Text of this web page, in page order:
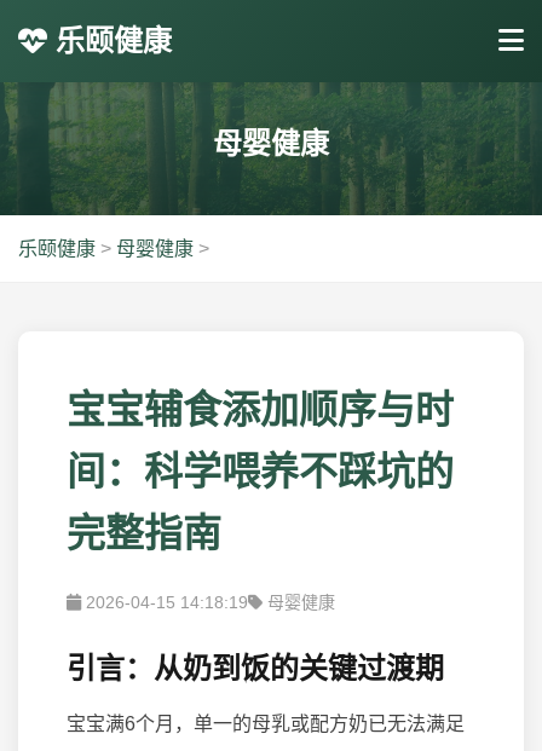
乐颐健康
母婴健康
乐颐健康 > 母婴健康 >
宝宝辅食添加顺序与时
间：科学喂养不踩坑的
完整指南
2026-04-15 14:18:19 母婴健康
引言：从奶到饭的关键过渡期
宝宝满6个月，单一的母乳或配方奶已无法满足